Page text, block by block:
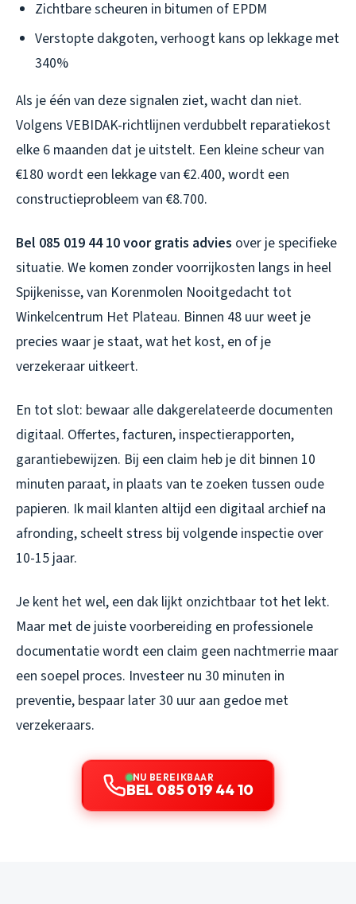
Zichtbare scheuren in bitumen of EPDM
Verstopte dakgoten, verhoogt kans op lekkage met
340%
Als je één van deze signalen ziet, wacht dan niet.
Volgens VEBIDAK-richtlijnen verdubbelt reparatiekost
elke 6 maanden dat je uitstelt. Een kleine scheur van
€180 wordt een lekkage van €2.400, wordt een
constructieprobleem van €8.700.
Bel 085 019 44 10 voor gratis advies over je specifieke
situatie. We komen zonder voorrijkosten langs in heel
Spijkenisse, van Korenmolen Nooitgedacht tot
Winkelcentrum Het Plateau. Binnen 48 uur weet je
precies waar je staat, wat het kost, en of je
verzekeraar uitkeert.
En tot slot: bewaar alle dakgerelateerde documenten
digitaal. Offertes, facturen, inspectierapporten,
garantiebewijzen. Bij een claim heb je dit binnen 10
minuten paraat, in plaats van te zoeken tussen oude
papieren. Ik mail klanten altijd een digitaal archief na
afronding, scheelt stress bij volgende inspectie over
10-15 jaar.
Je kent het wel, een dak lijkt onzichtbaar tot het lekt.
Maar met de juiste voorbereiding en professionele
documentatie wordt een claim geen nachtmerrie maar
een soepel proces. Investeer nu 30 minuten in
preventie, bespaar later 30 uur aan gedoe met
verzekeraars.
NU BEREIKBAAR
BEL 085 019 44 10